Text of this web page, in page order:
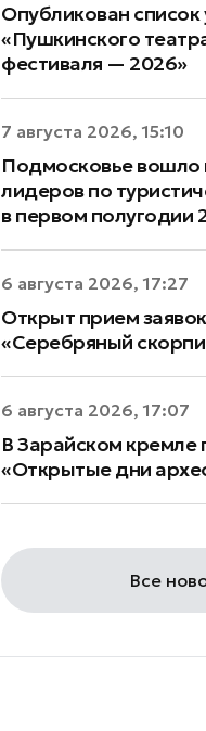
Опубликован список
«Пушкинского
фестиваля — 2026»
7 августа 2026, 15:10
Подмосковье вошло
лидеров по
в первом полугодии
6 августа 2026, 17:27
Открыт прием
«Серебряный
6 августа 2026, 17:07
В Зарайском кремле
«Открытые дни
Все